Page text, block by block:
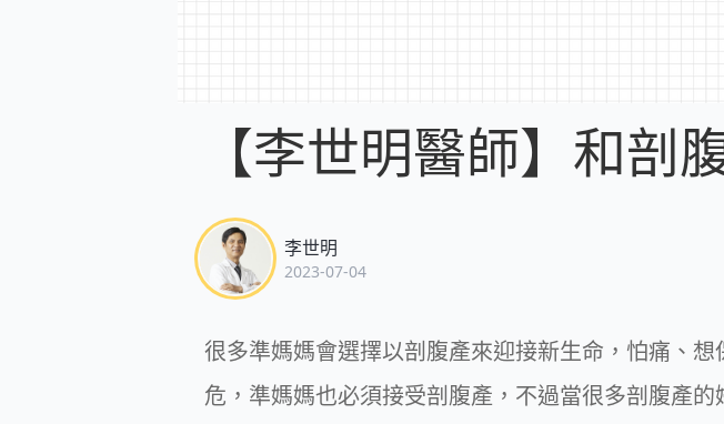
【李世明醫師】和剖
李世明
2023-07-04
很多準媽媽會選擇以剖腹產來迎接新生命，怕痛、
危，準媽媽也必須接受剖腹產，不過當很多剖腹產